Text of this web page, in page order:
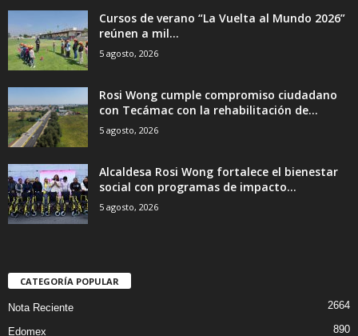
Cursos de verano “La Vuelta al Mundo 2026”
reúnen a mil...
5 agosto, 2026
Rosi Wong cumple compromiso ciudadano
con Tecámac con la rehabilitación de...
5 agosto, 2026
Alcaldesa Rosi Wong fortalece el bienestar
social con programas de impacto...
5 agosto, 2026
CATEGORÍA POPULAR
Nota Reciente 2664
Edomex 890